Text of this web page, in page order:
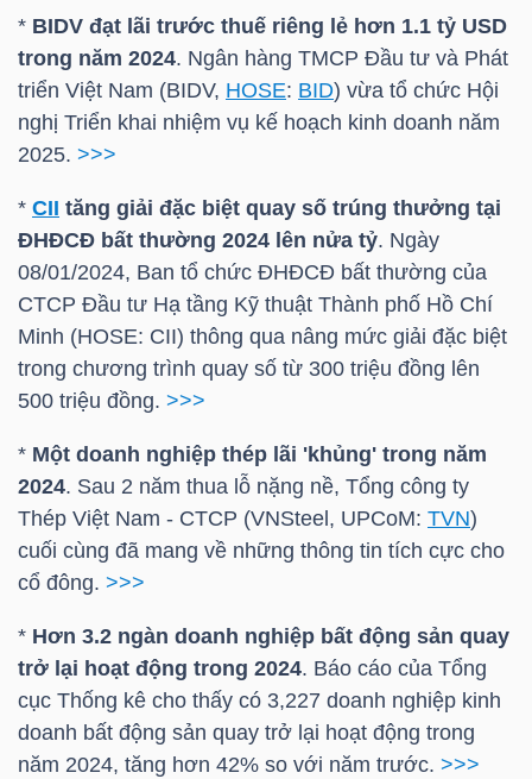
* BIDV đạt lãi trước thuế riêng lẻ hơn 1.1 tỷ USD
trong năm 2024. Ngân hàng TMCP Đầu tư và Phát
triển Việt Nam (BIDV, HOSE: BID) vừa tổ chức Hội
nghị Triển khai nhiệm vụ kế hoạch kinh doanh năm
2025. >>>
* CII tăng giải đặc biệt quay số trúng thưởng tại
ĐHĐCĐ bất thường 2024 lên nửa tỷ. Ngày
08/01/2024, Ban tổ chức ĐHĐCĐ bất thường của
CTCP Đầu tư Hạ tầng Kỹ thuật Thành phố Hồ Chí
Minh (HOSE: CII) thông qua nâng mức giải đặc biệt
trong chương trình quay số từ 300 triệu đồng lên
500 triệu đồng. >>>
* Một doanh nghiệp thép lãi 'khủng' trong năm
2024. Sau 2 năm thua lỗ nặng nề, Tổng công ty
Thép Việt Nam - CTCP (VNSteel, UPCoM: TVN)
cuối cùng đã mang về những thông tin tích cực cho
cổ đông. >>>
* Hơn 3.2 ngàn doanh nghiệp bất động sản quay
trở lại hoạt động trong 2024. Báo cáo của Tổng
cục Thống kê cho thấy có 3,227 doanh nghiệp kinh
doanh bất động sản quay trở lại hoạt động trong
năm 2024, tăng hơn 42% so với năm trước. >>>
TÍCH
VIETSTOCKFINANCE
VĨ
NGÀNH
DOANH
NGHIỆP
PHIẾU